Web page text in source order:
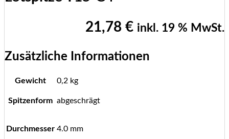
21,78 € inkl. 19 % MwSt.
Zusätzliche Informationen
Gewicht 0,2 kg
Spitzenform abgeschrägt
Durchmesser 4.0 mm